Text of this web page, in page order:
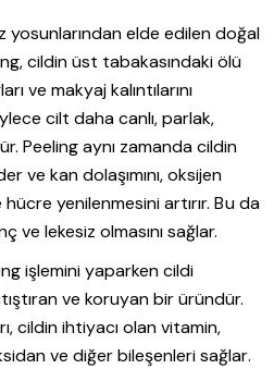
yosunlarından elde edilen doğal
cildin üst tabakasındaki ölü
ve makyaj kalıntılarını
cilt daha canlı, parlak,
Peeling aynı zamanda cildin
ve kan dolaşımını, oksijen
hücre yenilenmesini artırır. Bu da
ve lekesiz olmasını sağlar.
işlemini yaparken cildi
ve koruyan bir üründür.
cildin ihtiyacı olan vitamin,
ve diğer bileşenleri sağlar.